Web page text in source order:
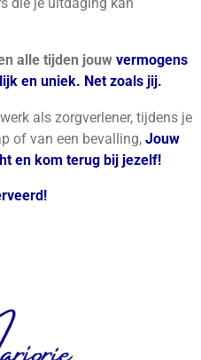
alle tijden jouw vermogens
en uniek. Net zoals jij.
als zorgverlener, tijdens je
of van een bevalling, Jouw
en kom terug bij jezelf!